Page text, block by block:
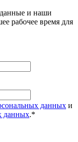
и наши
рабочее время для
данных и
данных.*